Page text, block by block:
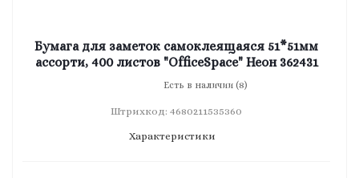
Бумага для заметок самоклеящаяся 51*51мм
ассорти, 400 листов "OfficeSpace" Неон 362431
Есть в наличии (8)
Штрихкод: 4680211535360
Характеристики